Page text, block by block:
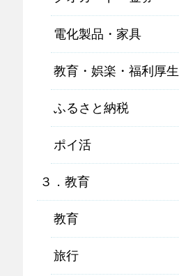
電化製品・家具
教育・娯楽・福利厚生
ふるさと納税
ポイ活
３．教育
教育
旅行